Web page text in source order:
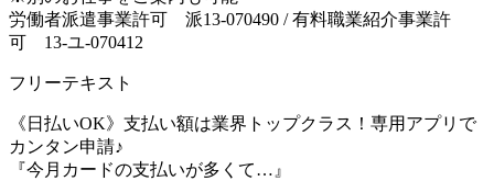
労働者派遣事業許可 派13-070490 / 有料職業紹介事業許
可 13-ユ-070412
フリーテキスト
《日払いOK》支払い額は業界トップクラス！専用アプリで
カンタン申請♪
『今月カードの支払いが多くて…』